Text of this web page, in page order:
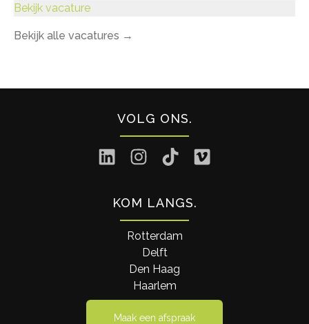
Bekijk vacature
Bekijk alle vacatures →
VOLG ONS
KOM LANGS
Rotterdam
Delft
Den Haag
Haarlem
Maak een afspraak